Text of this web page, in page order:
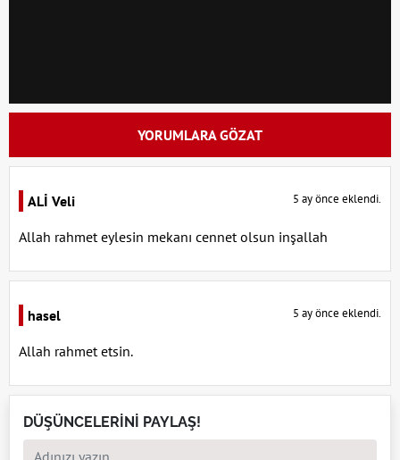
YORUMLARA GÖZAT
ALİ Veli 5 ay önce eklendi.
Allah rahmet eylesin mekanı cennet olsun inşallah
hasel 5 ay önce eklendi.
Allah rahmet etsin.
DÜŞÜNCELERİNİ PAYLAŞ!